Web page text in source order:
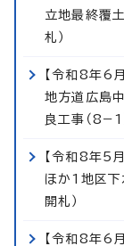
立地最終覆
札）
【令和8年6
地方道広島
良工事（8−1
【令和8年5
ほか1地区
開札）
【令和8年6